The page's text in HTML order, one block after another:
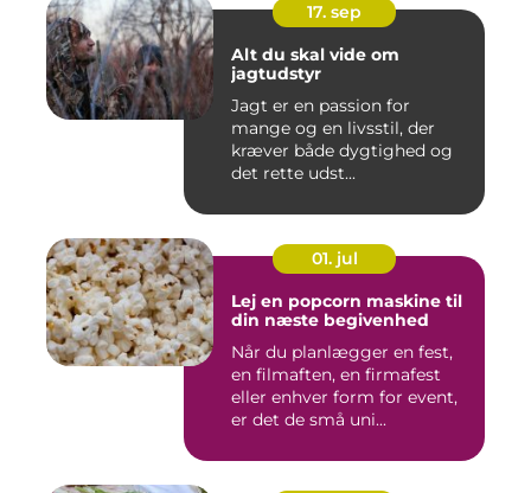
17. sep
Alt du skal vide om
jagtudstyr
Jagt er en passion for
mange og en livsstil, der
kræver både dygtighed og
det rette udst...
01. jul
Lej en popcorn maskine til
din næste begivenhed
Når du planlægger en fest,
en filmaften, en firmafest
eller enhver form for event,
er det de små uni...